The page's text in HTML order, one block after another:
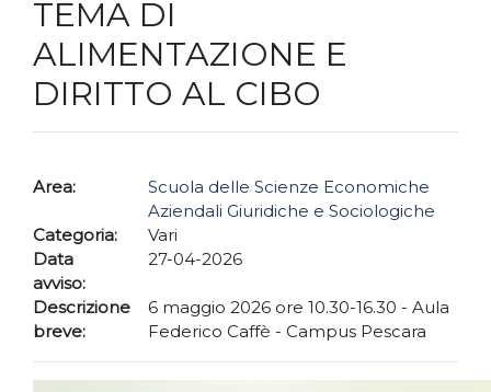
TEMA DI
ALIMENTAZIONE E
DIRITTO AL CIBO
Area:
Scuola delle Scienze Economiche
Aziendali Giuridiche e Sociologiche
Categoria:
Vari
Data
avviso:
27-04-2026
Descrizione
breve:
6 maggio 2026 ore 10.30-16.30 - Aula
Federico Caffè - Campus Pescara